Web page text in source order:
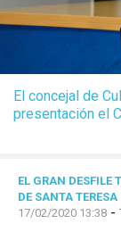
El concejal de
presentación el
EL GRAN DESFILE
DE SANTA TERESA
17/02/2020 13:38 -